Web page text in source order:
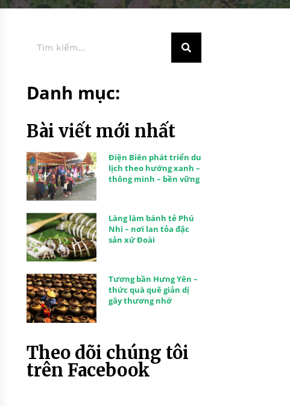
Danh mục:
Bài viết mới nhất
Điện Biên phát triển du
lịch theo hướng xanh –
thông minh – bền vững
Làng làm bánh tẻ Phú
Nhi – nơi lan tỏa đặc
sản xứ Đoài
Tương bần Hưng Yên –
thức quà quê giản dị
gây thương nhớ
Theo dõi chúng tôi
trên Facebook